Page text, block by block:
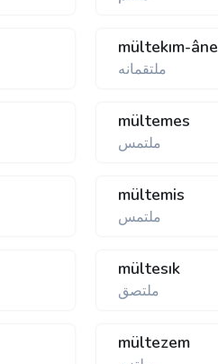
mültekım-âne
ملتقمانه
mültemes
ملتمس
mültemis
ملتمس
mültesık
ملتصق
mültezem